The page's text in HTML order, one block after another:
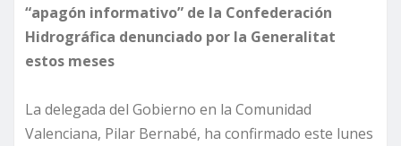
“apagón informativo” de la Confederación
Hidrográfica denunciado por la Generalitat
estos meses
La delegada del Gobierno en la Comunidad
Valenciana, Pilar Bernabé, ha confirmado este lunes